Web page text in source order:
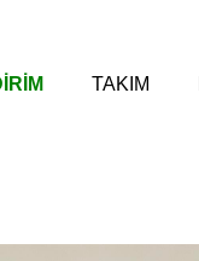
TAKIM